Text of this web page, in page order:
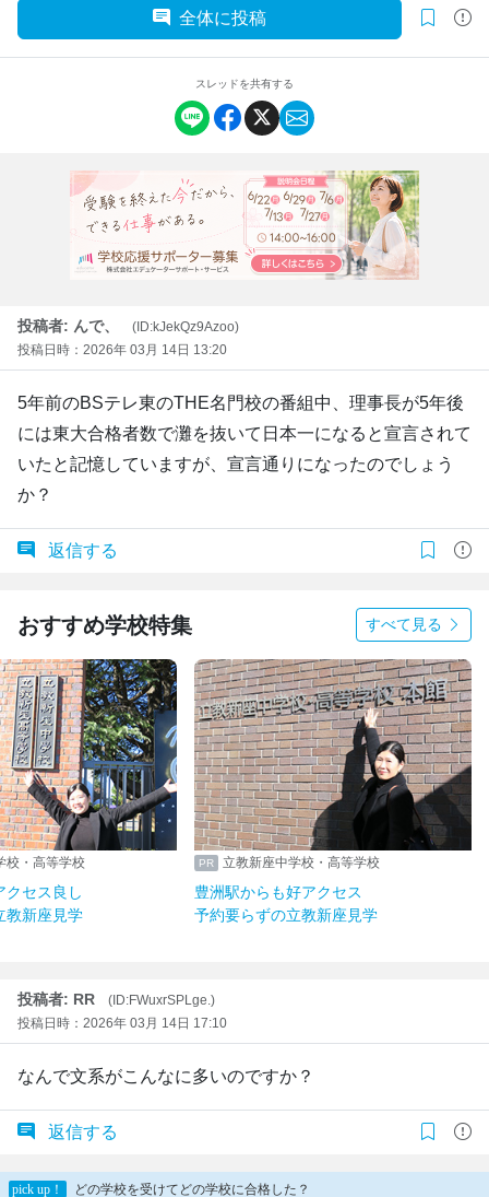
全体に投稿
スレッドを共有する
投稿者: んで、
(ID:kJekQz9Azoo)
投稿日時：2026年 03月 14日 13:20
5年前のBSテレ東のTHE名門校の番組中、理事長が5年後
には東大合格者数で灘を抜いて日本一になると宣言されて
いたと記憶していますが、宣言通りになったのでしょう
か？
返信する
おすすめ学校特集 すべて見る
校・高等学校
クセス良し
教新座見学
立教新座中学校・高等学校
豊洲駅からも好アクセス
予約要らずの立教新座見学
投稿者: RR
(ID:FWuxrSPLge.)
投稿日時：2026年 03月 14日 17:10
なんで文系がこんなに多いのですか？
返信する